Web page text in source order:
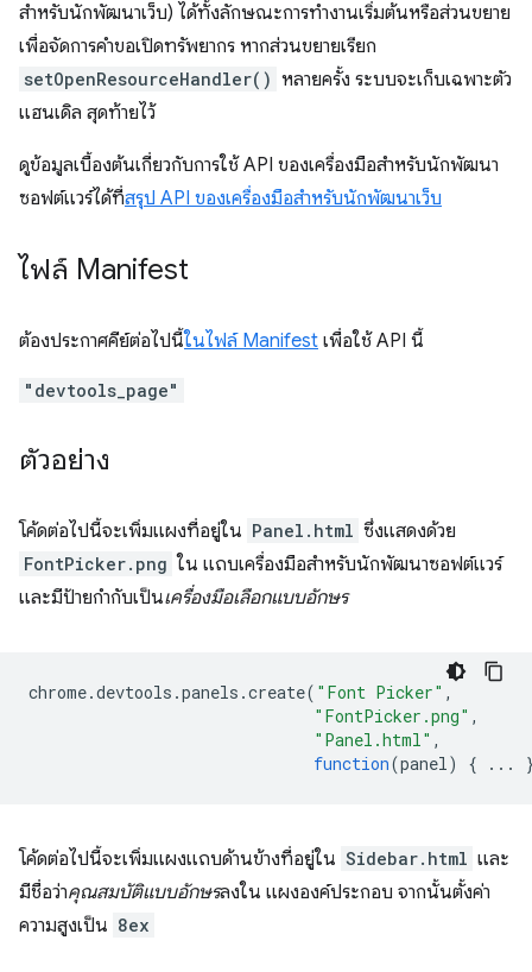
สำหรับนักพัฒนาเว็บ) ได้ทั้งลักษณะการทำงานเริ่มต้นหรือส่วนขยาย
เพื่อจัดการคำขอเปิดทรัพยากร หากส่วนขยายเรียก
setOpenResourceHandler() หลายครั้ง ระบบจะเก็บเฉพาะตัว
แฮนเดิล สุดท้ายไว้
ดูข้อมูลเบื้องต้นเกี่ยวกับการใช้ API ของเครื่องมือสำหรับนักพัฒนา
ซอฟต์แวร์ได้ที่สรุป API ของเครื่องมือสำหรับนักพัฒนาเว็บ
ไฟล์ Manifest
ต้องประกาศคีย์ต่อไปนี้ในไฟล์ Manifest เพื่อใช้ API นี้
"devtools_page"
ตัวอย่าง
โค้ดต่อไปนี้จะเพิ่มแผงที่อยู่ใน Panel.html ซึ่งแสดงด้วย
FontPicker.png ใน แถบเครื่องมือสำหรับนักพัฒนาซอฟต์แวร์
และมีป้ายกำกับเป็นเครื่องมือเลือกแบบอักษร
chrome.devtools .panels .create( "Font Picker" ,
"FontPicker.png" ,
"Panel.html" ,
function(panel) { ...
โค้ดต่อไปนี้จะเพิ่มแผงแถบด้านข้างที่อยู่ใน Sidebar.html และ
มีชื่อว่าคุณสมบัติแบบอักษรลงใน แผงองค์ประกอบ จากนั้นตั้งค่า
ความสูงเป็น 8ex